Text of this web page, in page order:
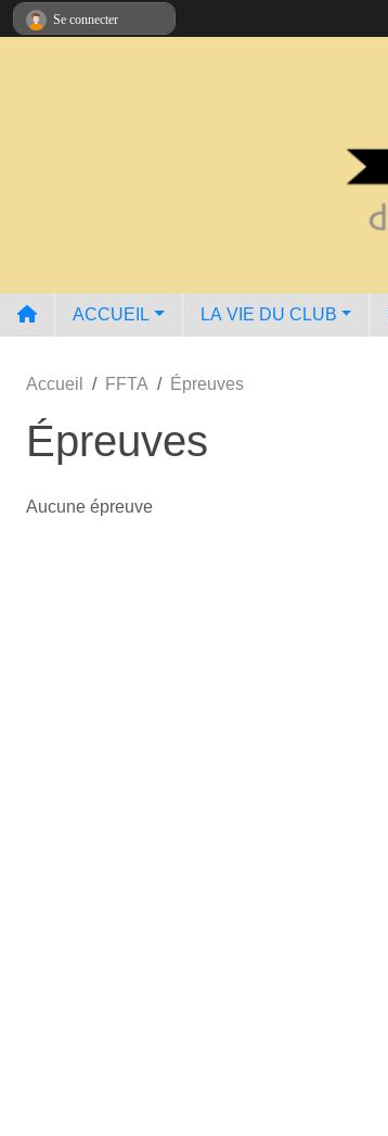
ACCUEIL LA VIE DU CLUB
Accueil FFTA Épreuves
Épreuves
Aucune épreuve
Se connecter
Panneau de gestion des cookies